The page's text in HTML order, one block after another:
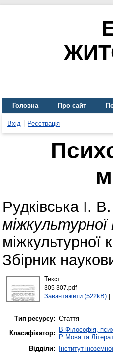
Головна Про сайт
Вхід Реєстрація
Рудківська І. В.
міжкультурної
міжкультурної
Збірник
Текст
305-307.pdf
Завантажити (522kB)|
Тип ресурсу: Стаття
Класифікатор:
B Філософія,
P Мова та
Відділи:
Інститут